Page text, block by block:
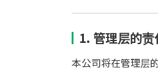
1. 管理层的责
本公司将在管理层